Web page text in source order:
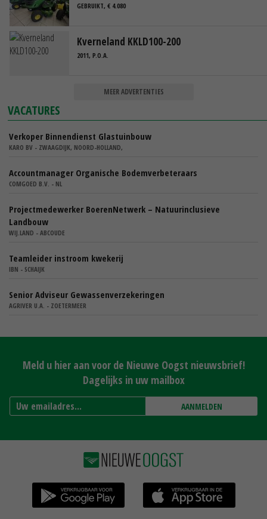
GEBRUIKT, € 4.080
Kverneland KKLD100-200
2011, P.O.A.
MEER ADVERTENTIES
VACATURES
Verkoper Binnendienst Glastuinbouw
KARO BV - ZWAAGDIJK, NOORD-HOLLAND,
Accountmanager Organische Bodemverbeteraars
COMGOED B.V. - NL
Projectmedewerker BoerenNetwerk – Natuurinclusieve
Landbouw
WIJ.LAND - ABCOUDE
Teamleider instroom kwekerij
IBN - SCHAIJK
Senior Adviseur Gewassenverzekeringen
AGRIVER U.A. - ZOETERMEER
Meld u hier aan voor de Nieuwe Oogst nieuwsbrief!
Dagelijks in uw mailbox
AANMELDEN